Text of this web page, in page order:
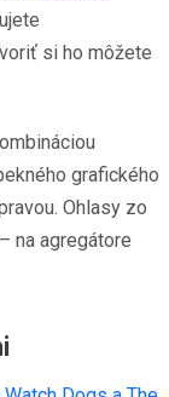
si ho môžete
grafického
Ohlasy zo
na agregátore